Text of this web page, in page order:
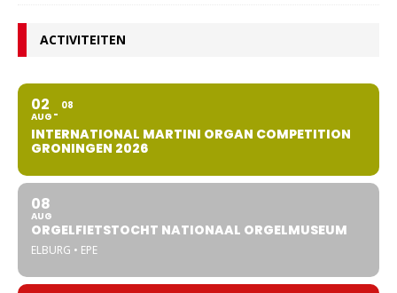
ACTIVITEITEN
02
AUG
08
INTERNATIONAL MARTINI ORGAN COMPETITION
GRONINGEN 2026
08
AUG
ORGELFIETSTOCHT NATIONAAL ORGELMUSEUM
ELBURG • EPE